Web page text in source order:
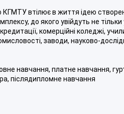
КГМТУ втілює в життя ідею
до якого увійдуть не тільки
комерційні коледжі,
заводи, науково-
навчання, платне навчання,
післядипломне навчання